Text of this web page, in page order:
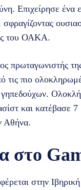
Επιχείρησε ένα
του ΟΑΚΑ.
πρωταγωνιστής
τις πιο
και κατέβασε
Αθήνα.
στο
στην